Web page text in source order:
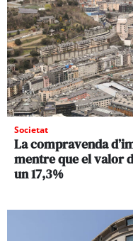
Societat
La compravenda
mentre que el valor
un 17,3%